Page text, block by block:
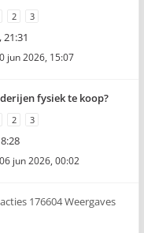
2 3
jun 2026, 15:07
fysiek te koop?
2 3
jun 2026, 00:02
176604 Weergaves